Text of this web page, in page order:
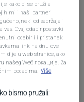
kako bi se pružila
mi i naši partneri
neki od sadržaja i
Ovaj odabir postavki
odabir ili pristanak
link na dnu ove
dijelu web stranice, ako
našeg Wеб локација. Za
podacima. Više
bismo pružali: